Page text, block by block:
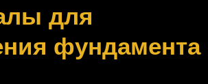
для
фундамента